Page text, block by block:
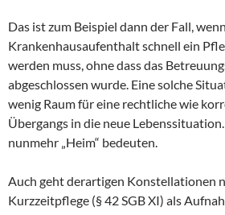
Das ist zum Beispiel dann der Fall,
Krankenhausaufenthalt schnell ein
werden muss, ohne dass das
abgeschlossen wurde. Eine solche
wenig Raum für eine rechtliche wie
Übergangs in die neue
nunmehr „Heim“ bedeuten.
Auch geht derartigen Konstellationen
Kurzzeitpflege (§ 42 SGB XI) als